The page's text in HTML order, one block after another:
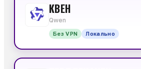
КВЕН
Qwen
Без VPN Локально